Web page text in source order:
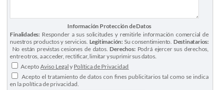
Información Protección de Datos
Finalidades: Responder a sus solicitudes y remitirle información comercial de
nuestros productos y servicios. Legitimación: Su consentimiento. Destinatarios:
No están previstas cesiones de datos. Derechos:Podrá ejercer sus derechos,
entre otros, a acceder, rectificar, limitar y suprimir sus datos.
AceptoAviso Legal y Política de Privacidad
Acepto el tratamiento de datos con fines publicitarios tal como se indica
en la política de privacidad.